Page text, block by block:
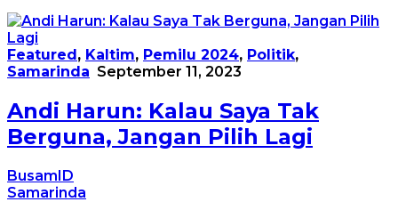
Featured , Kaltim, Pemilu 2024, Politik,
Samarinda September 11, 2023
Andi Harun: Kalau Saya Tak
Berguna, Jangan Pilih Lagi
BusamID
Samarinda